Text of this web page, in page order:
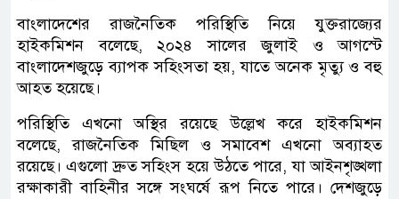
বাংলাদেশের রাজনৈতিক পরিস্থিতি নিয়ে যুক্তরাজ্যের
হাইকমিশন বলেছে, ২০২৪ সালের জুলাই ও আগস্টে
বাংলাদেশজুড়ে ব্যাপক সহিংসতা হয়, যাতে অনেক মৃত্যু ও বহু
আহত হয়েছে।
পরিস্থিতি এখনো অস্থির রয়েছে উল্লেখ করে হাইকমিশন
বলেছে, রাজনৈতিক মিছিল ও সমাবেশ এখনো অব্যাহত
রয়েছে। এগুলো দ্রুত সহিংস হয়ে উঠতে পারে, যা আইনশৃঙ্খলা
রক্ষাকারী বাহিনীর সঙ্গে সংঘর্ষে রূপ নিতে পারে। দেশজুড়ে